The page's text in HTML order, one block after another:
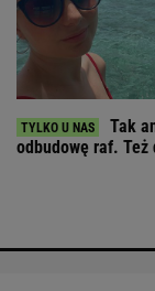
Tak
odbudowę raf. Też